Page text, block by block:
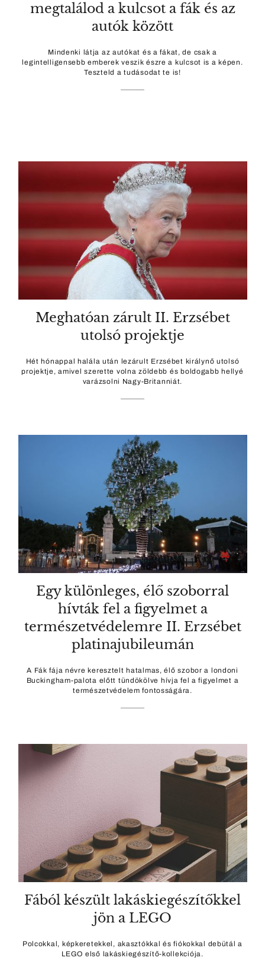
megtalálod a kulcsot a fák és az
autók között
Mindenki látja az autókat és a fákat, de csak a
legintelligensebb emberek veszik észre a kulcsot is a képen.
Teszteld a tudásodat te is!
Meghatóan zárult II. Erzsébet
utolsó projektje
Hét hónappal halála után lezárult Erzsébet királynő utolsó
projektje, amivel szerette volna zöldebb és boldogabb hellyé
varázsolni Nagy-Britanniát.
Egy különleges, élő szoborral
hívták fel a figyelmet a
természetvédelemre II. Erzsébet
platinajubileumán
A Fák fája névre keresztelt hatalmas, élő szobor a londoni
Buckingham-palota előtt tündökölve hívja fel a figyelmet a
természetvédelem fontosságára.
Fából készült lakáskiegészítőkkel
jön a LEGO
Polcokkal, képkeretekkel, akasztókkal és fiókokkal debütál a
LEGO első lakáskiegészítő-kollekciója.